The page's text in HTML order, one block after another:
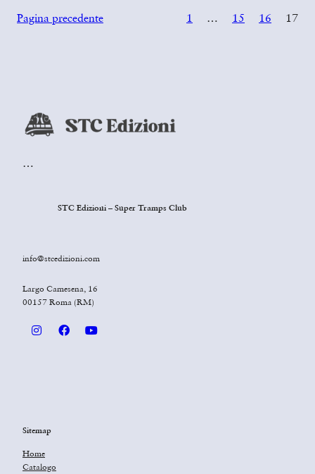
Pagina precedente 1 … 15 16 17
…
STC Edizioni – Super Tramps Club
info@stcedizioni.com
Largo Camesena, 16
00157 Roma (RM)
Sitemap
Home
Catalogo